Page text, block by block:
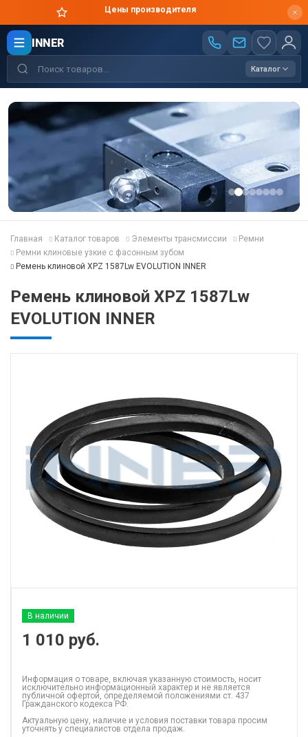
Цены производителя
INNER
Каталог
Главная Каталог товаров Элементы трансмиссии
Ремни
Ремни клиновые узкие с фасонным зубом
Ремень клиновой XPZ 1587Lw EVOLUTION INNER
Ремень клиновой XPZ 1587Lw
EVOLUTION INNER
В наличии
1 010 руб.
Информация о товаре, включая указанную стоимость, носит
исключительно информационный характер и не является
публичной офертой, определяемой положениями ст. 437
Гражданского кодекса РФ.
Актуальную цену, наличие и условия поставки товара просим
уточнять у специалистов отдела продаж.